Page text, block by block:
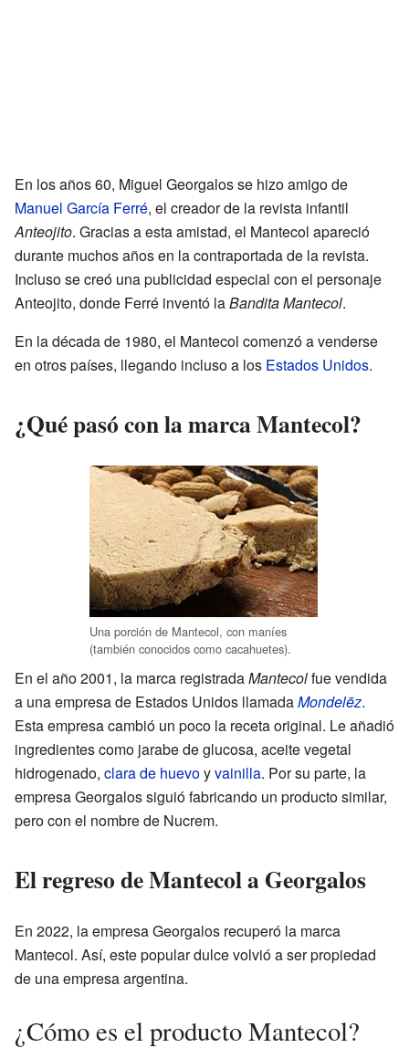
En los años 60, Miguel Georgalos se hizo amigo de
Manuel García Ferré, el creador de la revista infantil
Anteojito. Gracias a esta amistad, el Mantecol apareció
durante muchos años en la contraportada de la revista.
Incluso se creó una publicidad especial con el personaje
Anteojito, donde Ferré inventó laBandita Mantecol.
En la década de 1980, el Mantecol comenzó a venderse
en otros países, llegando incluso a los Estados Unidos.
¿Qué pasó con la marca Mantecol?
Una porción de Mantecol, con maníes
(también conocidos como cacahuetes).
En el año 2001, la marca registradaMantecolfue vendida
a una empresa de Estados Unidos llamadaMondelēz.
Esta empresa cambió un poco la receta original. Le añadió
ingredientes como jarabe de glucosa, aceite vegetal
hidrogenado, clara de huevoyvainilla. Por su parte, la
empresa Georgalos siguió fabricando un producto similar,
pero con el nombre de Nucrem.
El regreso de Mantecol a Georgalos
En 2022, la empresa Georgalos recuperó la marca
Mantecol. Así, este popular dulce volvió a ser propiedad
de una empresa argentina.
¿Cómo es el producto Mantecol?